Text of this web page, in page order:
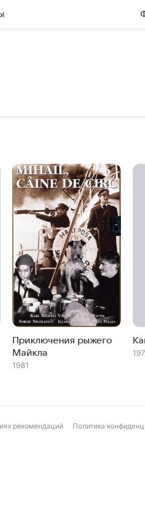
Приключения рыжего
Майкла
1981
рекомендаций Политика